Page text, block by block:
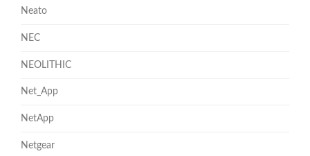
Neato
NEC
NEOLITHIC
Net_App
NetApp
Netgear